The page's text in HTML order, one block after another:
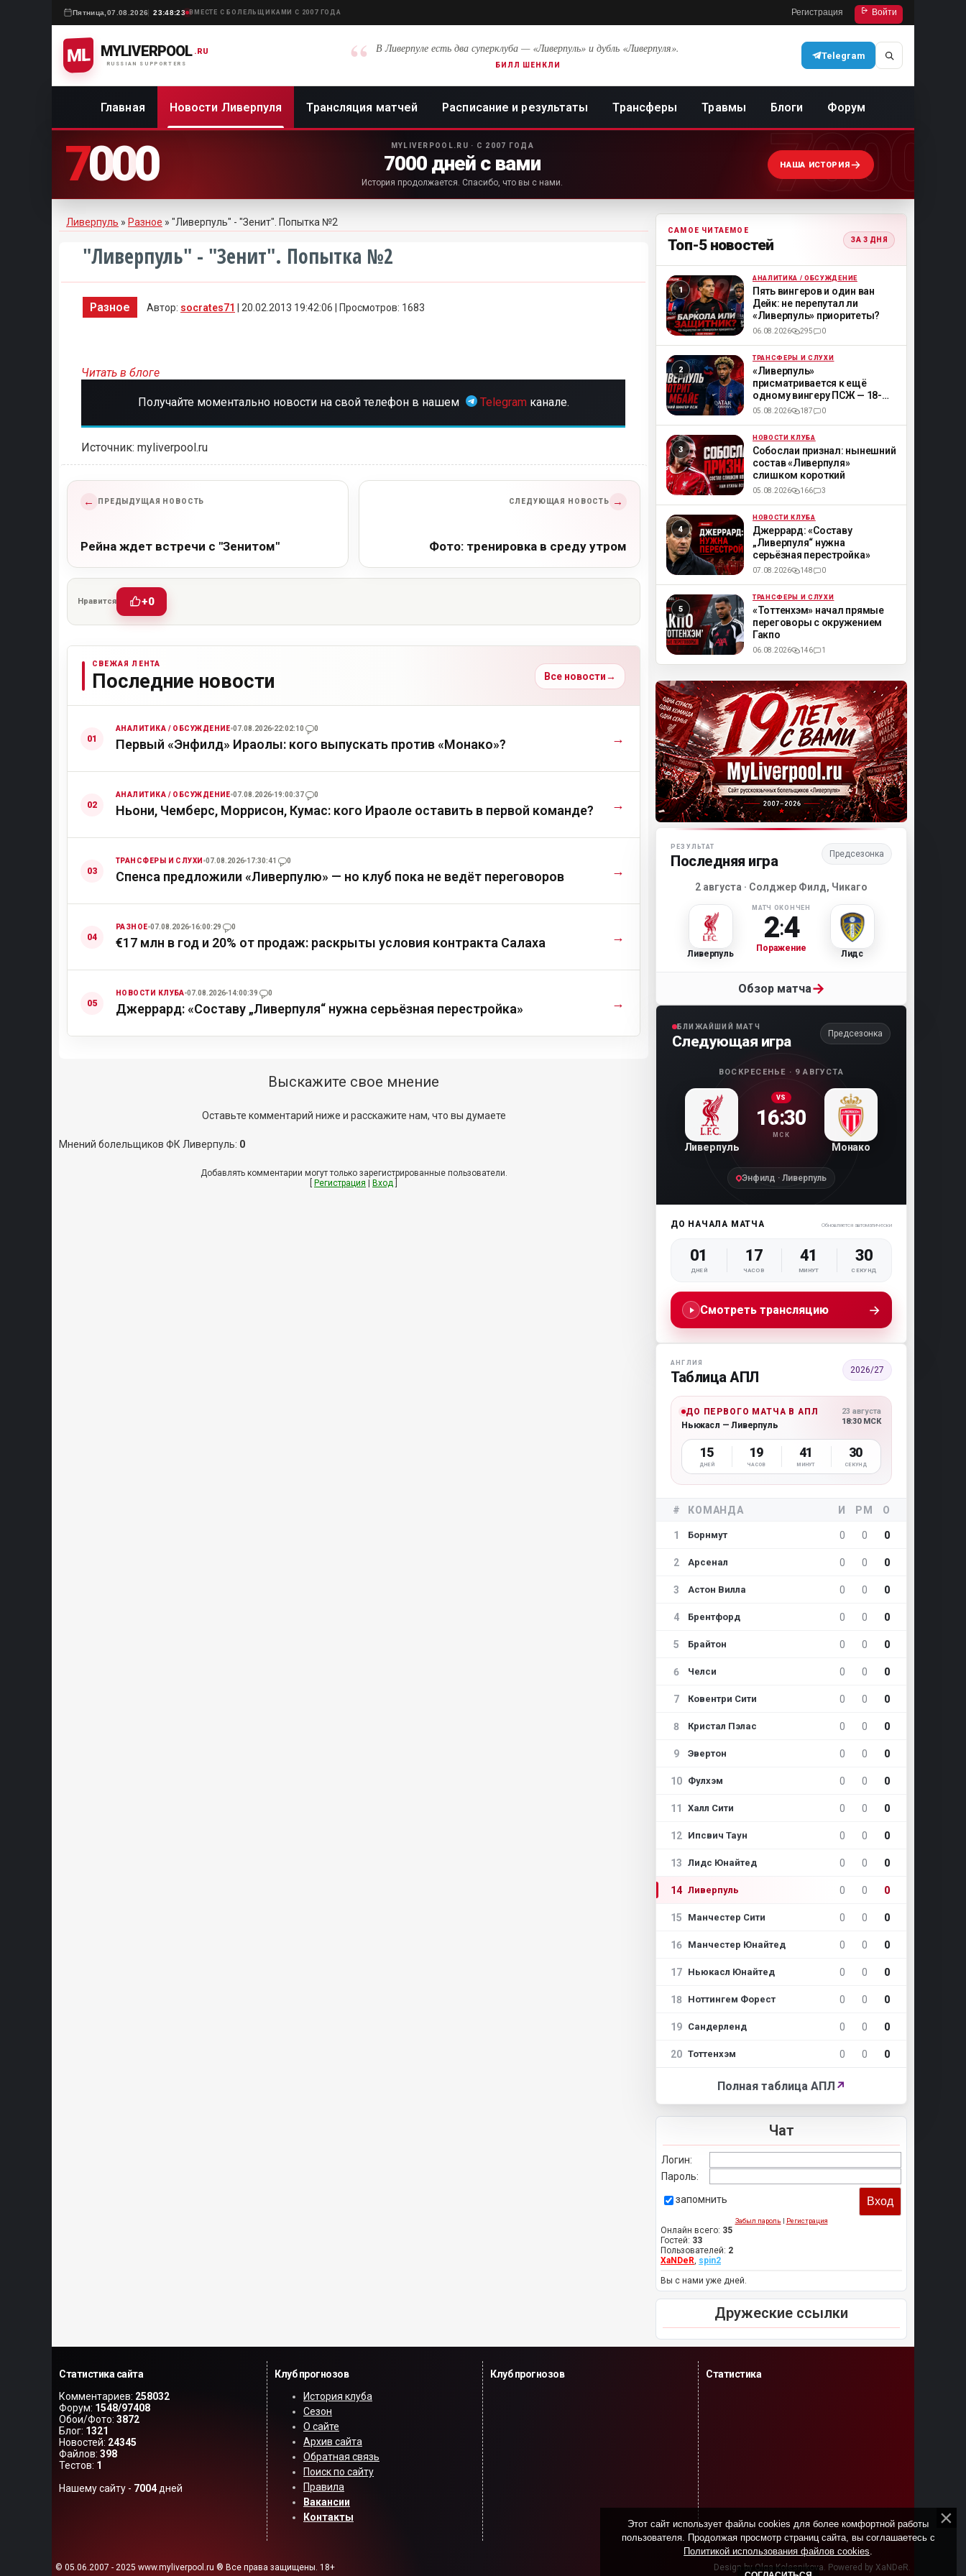
Пятница, 07.08.2026 23:48:23 ВМЕСТЕ С БОЛЕЛЬЩИКАМИ С 2007 ГОДА Регистрация Войти
ML MYLIVERPOOL
RUSSIAN SUPPORTERS
.RU “ В Ливерпуле есть два суперклуба — «Ливерпуль» и дубль «Ливерпуля».
БИЛЛ ШЕНКЛИ
Telegram
Главная Новости Ливерпуля Трансляция матчей Расписание и результаты Трансферы Травмы Блоги Форум
7000
7000 MYLIVERPOOL.RU · С 2007 ГОДА
7000 дней с вами
История продолжается. Спасибо, что вы с нами.
НАША ИСТОРИЯ
Ливерпуль » Разное » "Ливерпуль" - "Зенит". Попытка №2
"Ливерпуль" - "Зенит". Попытка №2
Разное Автор: socrates71 | 20.02.2013 19:42:06 | Просмотров: 1683
Читать в блоге
Получайте моментально новости на свой телефон в нашем Telegramканале.
Источник: myliverpool.ru
← ПРЕДЫДУЩАЯ НОВОСТЬ
Рейна ждет встречи с "Зенитом"
СЛЕДУЮЩАЯ НОВОСТЬ →
Фото: тренировка в среду утром
Нравится +0
СВЕЖАЯ ЛЕНТА
Последние новости Все новости→
АНАЛИТИКА / ОБСУЖДЕНИЕ 07.08.2026 22:02:10 0
Первый «Энфилд» Ираолы: кого выпускать против «Монако»? →
АНАЛИТИКА / ОБСУЖДЕНИЕ 07.08.2026 19:00:37 0
Ньони, Чемберс, Моррисон, Кумас: кого Ираоле оставить в первой команде? →
ТРАНСФЕРЫ И СЛУХИ 07.08.2026 17:30:41 0
Спенса предложили «Ливерпулю» — но клуб пока не ведёт переговоров →
РАЗНОЕ 07.08.2026 16:00:29 0
€17 млн в год и 20% от продаж: раскрыты условия контракта Салаха →
НОВОСТИ КЛУБА 07.08.2026 14:00:39 0
Джеррард: «Составу „Ливерпуля“ нужна серьёзная перестройка» →
Выскажите свое мнение
Оставьте комментарий ниже и расскажите нам, что вы думаете
Мнений болельщиков ФК Ливерпуль: 0
Добавлять комментарии могут только зарегистрированные пользователи.
Регистрация Вход
САМОЕ ЧИТАЕМОЕ
Топ-5 новостей ЗА 3 ДНЯ
ML АНАЛИТИКА / ОБСУЖДЕНИЕ
Пять вингеров и один ван
Дейк: не перепутал ли
«Ливерпуль» приоритеты?
06.08.2026 295 0
ML ТРАНСФЕРЫ И СЛУХИ
«Ливерпуль»
присматривается к ещё
одному вингеру ПСЖ — 18-
летнему Мбайе
05.08.2026 187 0
ML НОВОСТИ КЛУБА
Собослаи признал: нынешний
состав «Ливерпуля»
слишком короткий
05.08.2026 166 3
ML НОВОСТИ КЛУБА
Джеррард: «Составу
„Ливерпуля“ нужна
серьёзная перестройка»
07.08.2026 148 0
ML ТРАНСФЕРЫ И СЛУХИ
«Тоттенхэм» начал прямые
переговоры с окружением
Гакпо
06.08.2026 146 1
Матч-центр «Ливерпуля»
РЕЗУЛЬТАТ
Последняя игра Предсезонка
2 августа · Солджер Филд, Чикаго
Ливерпуль
МАТЧ ОКОНЧЕН
2:4
Поражение
Лидс
Обзор матча→
БЛИЖАЙШИЙ МАТЧ
Следующая игра Предсезонка
ВОСКРЕСЕНЬЕ · 9 АВГУСТА
Ливерпуль
VS
16:30
МСК
Монако
Энфилд · Ливерпуль
ДО НАЧАЛА МАТЧА Обновляется автоматически
01
ДНЕЙ
17
ЧАСОВ
41
МИНУТ
28
СЕКУНД
Смотреть трансляцию →
АНГЛИЯ
Таблица АПЛ 2026/27
ДО ПЕРВОГО МАТЧА В АПЛ
Ньюкасл — Ливерпуль
23 августа
18:30 МСК
15
ДНЕЙ
19
ЧАСОВ
41
МИНУТ
28
СЕКУНД
# КОМАНДА И РМ О
1 Борнмут 0 0 0
2 Арсенал 0 0 0
3 Астон Вилла 0 0 0
4 Брентфорд 0 0 0
5 Брайтон 0 0 0
6 Челси 0 0 0
7 Ковентри Сити 0 0 0
8 Кристал Пэлас 0 0 0
9 Эвертон 0 0 0
10 Фулхэм 0 0 0
11 Халл Сити 0 0 0
12 Ипсвич Таун 0 0 0
13 Лидс Юнайтед 0 0 0
14 Ливерпуль 0 0 0
15 Манчестер Сити 0 0 0
16 Манчестер Юнайтед 0 0 0
17 Ньюкасл Юнайтед 0 0 0
18 Ноттингем Форест 0 0 0
19 Сандерленд 0 0 0
20 Тоттенхэм 0 0 0
Полная таблица АПЛ ↗
Чат
Логин:
Пароль:
запомнить
Забыл пароль | Регистрация
Онлайн всего: 35
Гостей: 33
Пользователей: 2
XaNDeR, spin2
Вы с нами уже дней.
Дружеские ссылки
Статистика сайта
Комментариев: 258032
Форум: 1548/97408
Обои/Фото: 3872
Блог: 1321
Новостей: 24345
Файлов: 398
Тестов: 1
Нашему сайту - 7004дней
Клуб прогнозов
История клуба
Сезон
О сайте
Архив сайта
Обратная связь
Поиск по сайту
Правила
Вакансии
Контакты
Клуб прогнозов Статистика
© 05.06.2007 - 2025 www.myliverpool.ru ® Все права защищены. 18+ Design by Olga Kolesnikova. Powered by XaNDeR.
Этот сайт использует файлы cookies для более комфортной работы
пользователя. Продолжая просмотр страниц сайта, вы соглашаетесь с
Политикой использования файлов cookies